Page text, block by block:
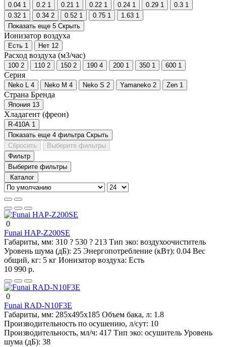
0.04 1 0.2 1 0.21 1 0.22 1 0.24 1 0.29 1 0.3 1
0.32 1 0.34 2 0.52 1 0.75 1 1.63 1
Показать еще 5 Скрыть
Ионизатор воздуха
Есть 1 Нет 12
Расход воздуха (м3/час)
100 2 110 2 150 2 190 4 200 1 350 1 600 1
Серия
Neko L 4 Neko M 4 Neko S 2 Yamaneko 2 Zen 1
Страна Бренда
Япония 13
Хладагент (фреон)
R-410A 1
Показать еще 4 фильтра Скрыть
Сбросить
Выберите фильтры
Фильтр
Выберите фильтры
Каталог
0
Funai HAP-Z200SE
Габариты, мм: 310 ? 530 ? 213 Тип эко: воздухоочиститель
Уровень шума (дБ): 25 Энергопотребление (кВт): 0.04 Вес
общий, кг: 5 кг Ионизатор воздуха: Есть
10 990 р.
0
Funai RAD-N10F3E
Габариты, мм: 285х495х185 Объем бака, л: 1.8
Производительность по осушению, л/сут: 10
Производительность, мл/ч: 417 Тип эко: осушитель Уровень
шума (дБ): 38